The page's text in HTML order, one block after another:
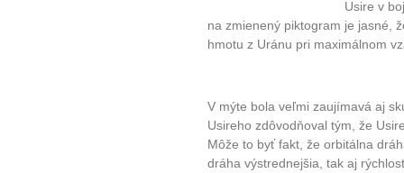
Usire v
na zmienený piktogram je jasné,
hmotu z Uránu pri maximálnom
V mýte bola veľmi zaujímavá aj
Usireho zdôvodňoval tým, že
Môže to byť fakt, že orbitálna
dráha výstrednejšia, tak aj